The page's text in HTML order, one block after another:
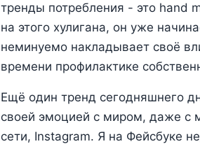
тренды потребления - это hand
на этого хулигана, он уже
неминуемо накладывает своё
времени профилактике
Ещё один тренд сегодняшнего
своей эмоцией с миром, даже с
сети, Instagram. Я на Фейсбуке